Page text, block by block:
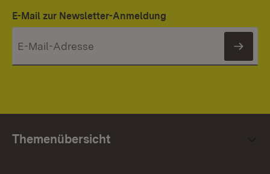
E-Mail zur Newsletter-Anmeldung
Themenübersicht